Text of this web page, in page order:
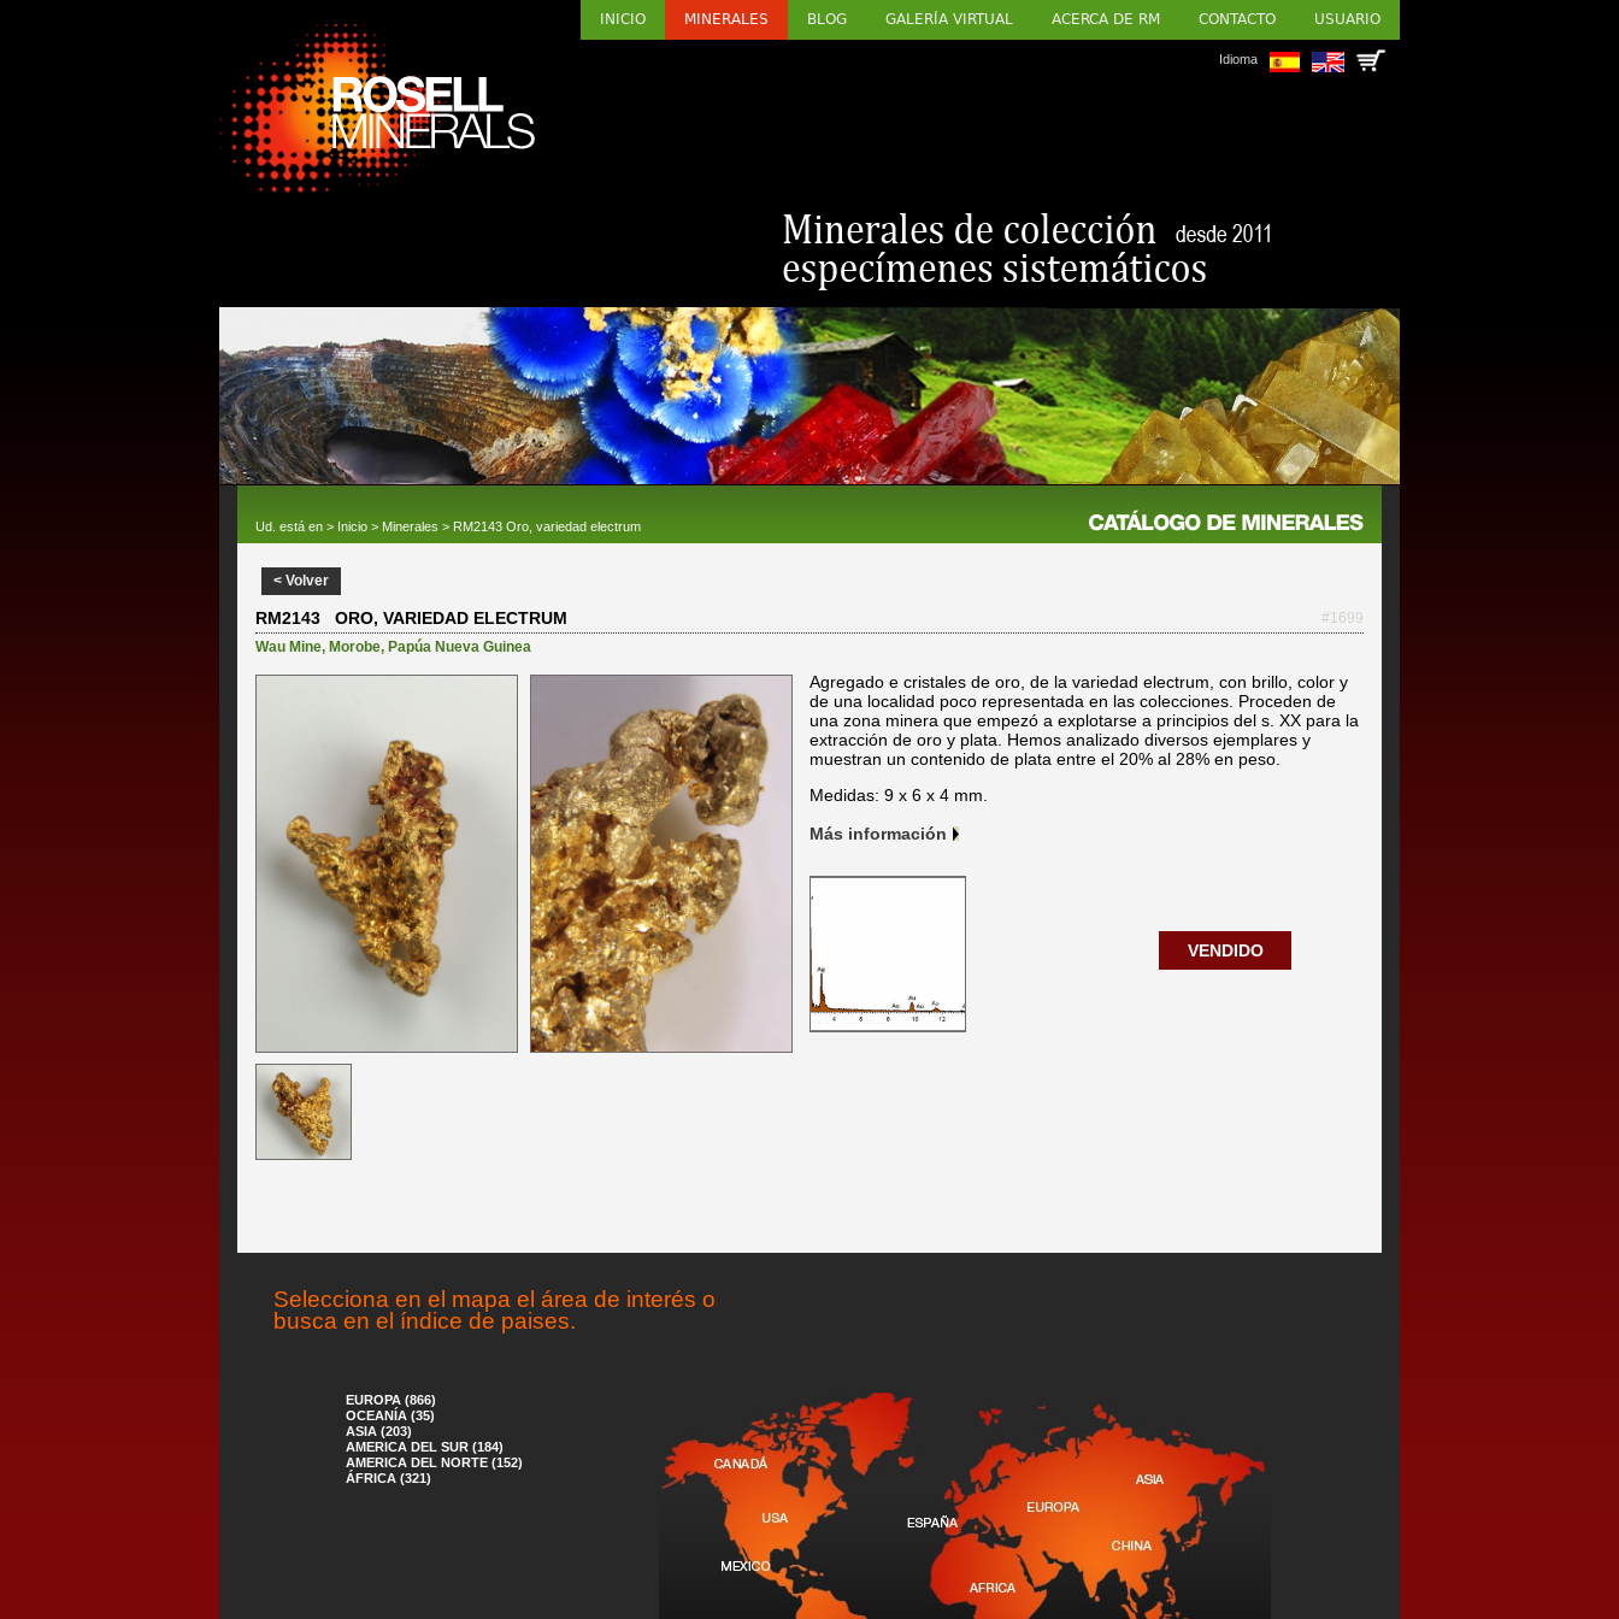
INICIO MINERALES BLOG GALERÍA VIRTUAL ACERCA DE RM CONTACTO USUARIO
Idioma
Ud. está en > Inicio > Minerales > RM2143 Oro, variedad electrum
< Volver
RM2143 ORO, VARIEDAD ELECTRUM
#1699
Wau Mine, Morobe, Papúa Nueva Guinea
Agregado e cristales de oro, de la variedad electrum, con brillo, color y
de una localidad poco representada en las colecciones. Proceden de
una zona minera que empezó a explotarse a principios del s. XX para la
extracción de oro y plata. Hemos analizado diversos ejemplares y
muestran un contenido de plata entre el 20% al 28% en peso.
Medidas: 9 x 6 x 4 mm.
Más información
VENDIDO
Selecciona en el mapa el área de interés o
busca en el índice de paises.
EUROPA (866)
OCEANÍA (35)
ASIA (203)
AMERICA DEL SUR (184)
AMERICA DEL NORTE (152)
ÁFRICA (321)